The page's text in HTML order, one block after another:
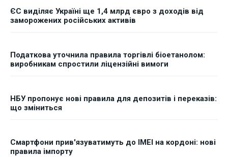
ЄС виділяє Україні ще 1,4 млрд євро з доходів від
заморожених російських активів
Податкова уточнила правила торгівлі біоетанолом:
виробникам спростили ліцензійні вимоги
НБУ пропонує нові правила для депозитів і переказів:
що зміниться
Смартфони прив'язуватимуть до IMEI на кордоні: нові
правила імпорту